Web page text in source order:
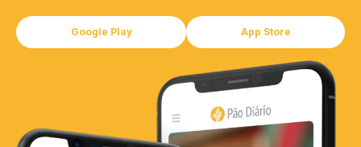
Google Play App Store